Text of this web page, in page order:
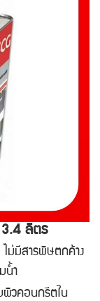
3.4 ลิตร
มีสารพิษตกค้าง
น้ำ
วคอนกรีตใน